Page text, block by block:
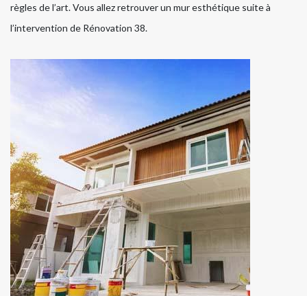
règles de l’art. Vous allez retrouver un mur esthétique suite à
l’intervention de Rénovation 38.